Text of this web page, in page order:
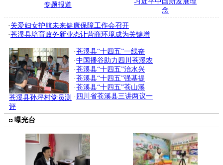
专题报道
念
· 关爱妇女护航未来健康保障工作会召开
·苍溪县培育政务新业态让营商环境成为关键增
苍溪县孙坪村党员测
评
·苍溪县“十四五”一线奋
·中国播谷助力四川苍溪农
·苍溪县“十四五”治水兴
·苍溪县“十四五”强基提
·苍溪县“十四五”苍山溪
· 四川省苍溪县三讲两议一
曝光台